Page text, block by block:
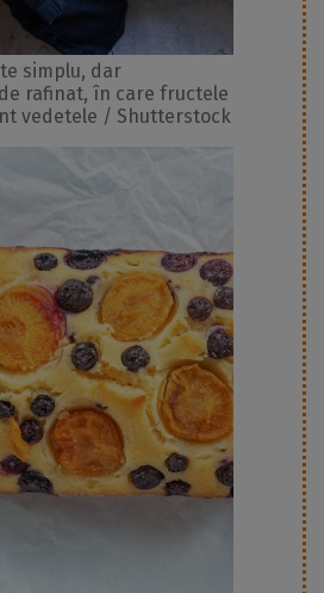
simplu, dar
rafinat, în care fructele
vedetele / Shutterstock